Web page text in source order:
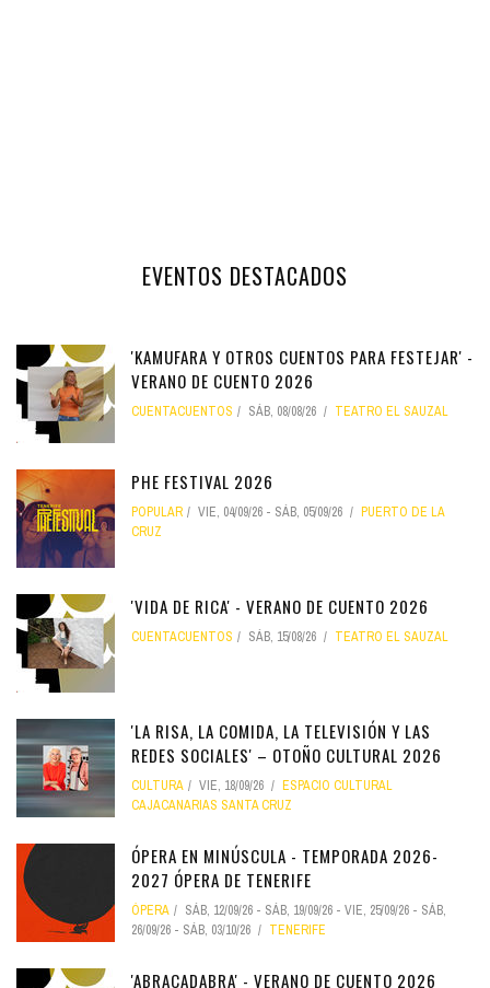
EVENTOS DESTACADOS
'KAMUFARA Y OTROS CUENTOS PARA FESTEJAR' -
VERANO DE CUENTO 2026
CUENTACUENTOS SÁB, 08/08/26 TEATRO EL SAUZAL
PHE FESTIVAL 2026
POPULAR VIE, 04/09/26 - SÁB, 05/09/26
PUERTO DE LA
CRUZ
'VIDA DE RICA' - VERANO DE CUENTO 2026
CUENTACUENTOS SÁB, 15/08/26 TEATRO EL SAUZAL
'LA RISA, LA COMIDA, LA TELEVISIÓN Y LAS
REDES SOCIALES' – OTOÑO CULTURAL 2026
CULTURA VIE, 18/09/26
ESPACIO CULTURAL
CAJACANARIAS SANTA CRUZ
ÓPERA EN MINÚSCULA - TEMPORADA 2026-
2027 ÓPERA DE TENERIFE
ÓPERA SÁB, 12/09/26 - SÁB, 19/09/26 - VIE, 25/09/26 - SÁB,
26/09/26 - SÁB, 03/10/26 TENERIFE
'ABRACADABRA' - VERANO DE CUENTO 2026